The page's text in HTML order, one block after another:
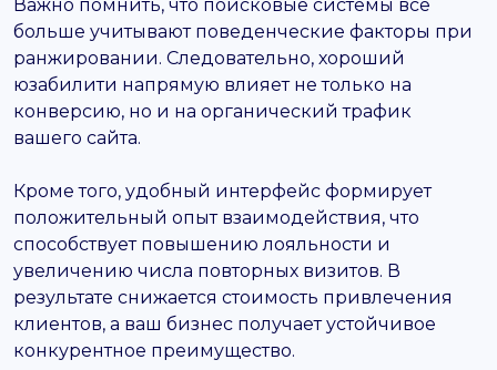
Важно помнить, что поисковые системы всё
больше учитывают поведенческие факторы при
ранжировании. Следовательно, хороший
юзабилити напрямую влияет не только на
конверсию, но и на органический трафик
вашего сайта.
Кроме того, удобный интерфейс формирует
положительный опыт взаимодействия, что
способствует повышению лояльности и
увеличению числа повторных визитов. В
результате снижается стоимость привлечения
клиентов, а ваш бизнес получает устойчивое
конкурентное преимущество.